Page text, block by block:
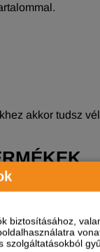
biztosításához,
akkor tudsz